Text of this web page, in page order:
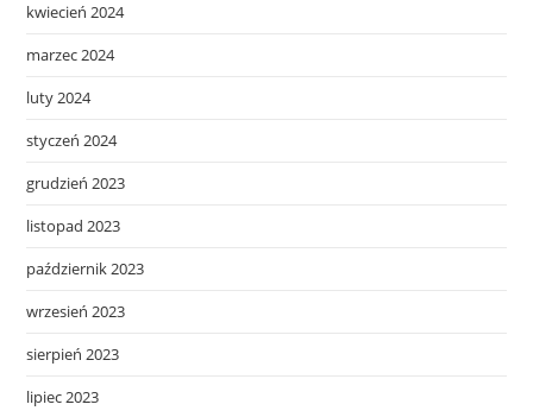
kwiecień 2024
marzec 2024
luty 2024
styczeń 2024
grudzień 2023
listopad 2023
październik 2023
wrzesień 2023
sierpień 2023
lipiec 2023